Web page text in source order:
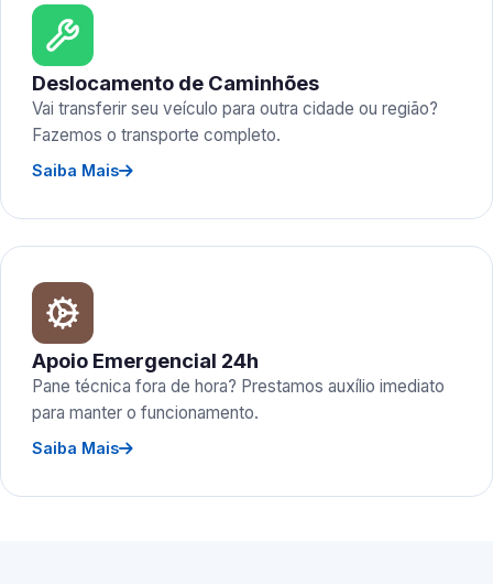
Deslocamento de Caminhões
Vai transferir seu veículo para outra cidade ou região?
Fazemos o transporte completo.
Saiba Mais
Apoio Emergencial 24h
Pane técnica fora de hora? Prestamos auxílio imediato
para manter o funcionamento.
Saiba Mais